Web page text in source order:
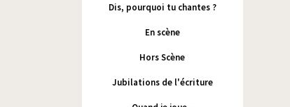
Dis, pourquoi tu chantes ?
En scène
Hors Scène
Jubilations de l'écriture